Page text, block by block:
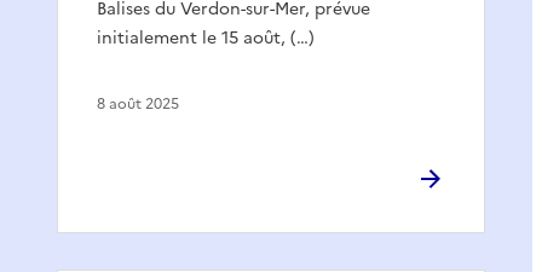
Balises du Verdon-sur-Mer, prévue
initialement le 15 août, (…)
8 août 2025